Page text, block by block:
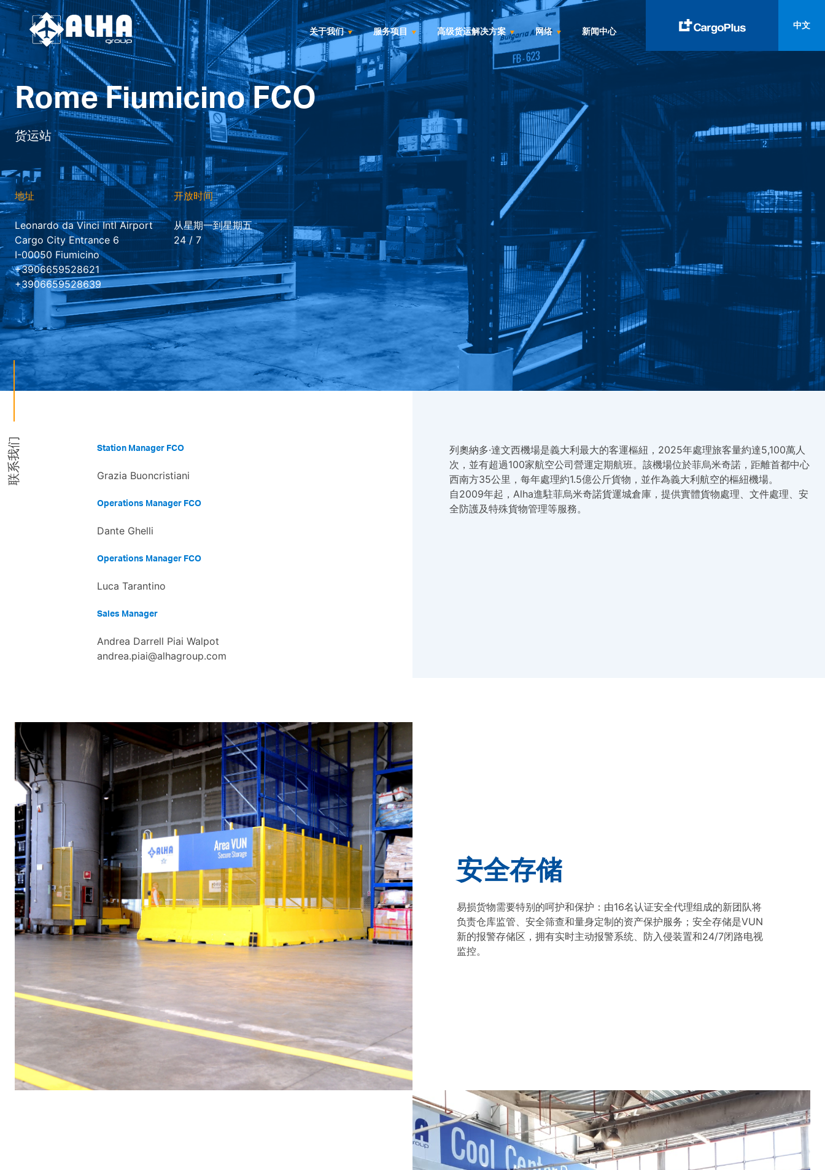
关于我们 服务项目 高级货运解决方案 网络 新闻中心
中文
Italiano
Français
русский
العربية
中文
Rome Fiumicino FCO
货运站
地址
Leonardo da Vinci Intl Airport
Cargo City Entrance 6
I-00050 Fiumicino
+3906659528621
+3906659528639
开放时间
从星期一到星期五
24 / 7
联系我们 Station Manager FCO
Grazia Buoncristiani
Operations Manager FCO
Dante Ghelli
Operations Manager FCO
Luca Tarantino
Sales Manager
Andrea Darrell Piai Walpot
andrea.piai@alhagroup.com
列奧納多·達文西機場是義大利最大的客運樞紐，2025年處理旅客量約達5,100萬人
次，並有超過100家航空公司營運定期航班。該機場位於菲烏米奇諾，距離首都中心
西南方35公里，每年處理約1.5億公斤貨物，並作為義大利航空的樞紐機場。
自2009年起，Alha進駐菲烏米奇諾貨運城倉庫，提供實體貨物處理、文件處理、安
全防護及特殊貨物管理等服務。
安全存储
易损货物需要特别的呵护和保护：由16名认证安全代理组成的新团队将
负责仓库监管、安全筛查和量身定制的资产保护服务；安全存储是VUN
新的报警存储区，拥有实时主动报警系统、防入侵装置和24/7闭路电视
监控。